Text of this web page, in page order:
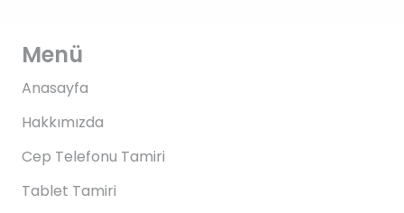
Menü
Anasayfa
Hakkımızda
Cep Telefonu Tamiri
Tablet Tamiri